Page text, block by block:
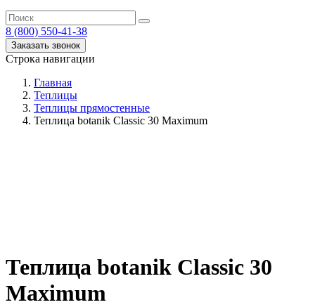
8 (800) 550-41-38
Заказать звонок
Строка навигации
Главная
Теплицы
Теплицы прямостенные
Теплица botanik Classic 30 Maximum
Теплица botanik Classic 30
Maximum